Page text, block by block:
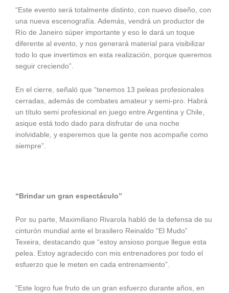
“Este evento será totalmente distinto, con nuevo diseño, con
una nueva escenografía. Además, vendrá un productor de
Río de Janeiro súper importante y eso le dará un toque
diferente al evento, y nos generará material para visibilizar
todo lo que invertimos en esta realización, porque queremos
seguir creciendo”.
En el cierre, señaló que “tenemos 13 peleas profesionales
cerradas, además de combates amateur y semi-pro. Habrá
un título semi profesional en juego entre Argentina y Chile,
asique está todo dado para disfrutar de una noche
inolvidable, y esperemos que la gente nos acompañe como
siempre”.
“Brindar un gran espectáculo”
Por su parte, Maximiliano Rivarola habló de la defensa de su
cinturón mundial ante el brasilero Reinaldo “El Mudo”
Texeira, destacando que “estoy ansioso porque llegue esta
pelea. Estoy agradecido con mis entrenadores por todo el
esfuerzo que le meten en cada entrenamiento”.
“Este logro fue fruto de un gran esfuerzo durante años, en